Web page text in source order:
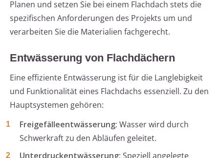
Planen und setzen Sie bei einem Flachdach stets die
spezifischen Anforderungen des Projekts um und
verarbeiten Sie die Materialien fachgerecht.
Entwässerung von Flachdächern
Eine effiziente Entwässerung ist für die Langlebigkeit
und Funktionalität eines Flachdachs essenziell. Zu den
Hauptsystemen gehören:
Freigefälleentwässerung: Wasser wird durch
Schwerkraft zu den Abläufen geleitet.
Unterdruckentwässerung: Speziell angelegte